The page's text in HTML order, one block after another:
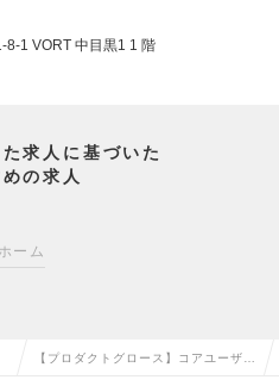
1 VORT 中目黒1 1 階
求人に基づいた
の求人
ホーム
【プロダクトグロース】コアユーザー